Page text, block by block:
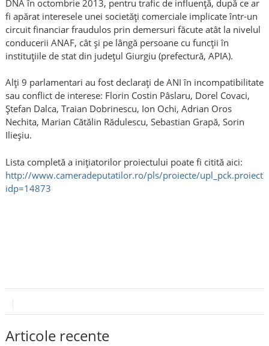
DNA în octombrie 2013, pentru trafic de influenţă, după ce ar
fi apărat interesele unei societăţi comerciale implicate într-un
circuit financiar fraudulos prin demersuri făcute atât la nivelul
conducerii ANAF, cât şi pe lângă persoane cu funcţii în
instituţiile de stat din judeţul Giurgiu (prefectură, APIA).
Alţi 9 parlamentari au fost declaraţi de ANI în incompatibilitate
sau conflict de interese: Florin Costin Pâslaru, Dorel Covaci,
Ştefan Dalca, Traian Dobrinescu, Ion Ochi, Adrian Oros
Nechita, Marian Cătălin Rădulescu, Sebastian Grapă, Sorin
Ilieşiu.
Lista completă a iniţiatorilor proiectului poate fi citită aici:
http://www.cameradeputatilor.ro/pls/proiecte/upl_pck.proiect?
idp=14873
Articole recente